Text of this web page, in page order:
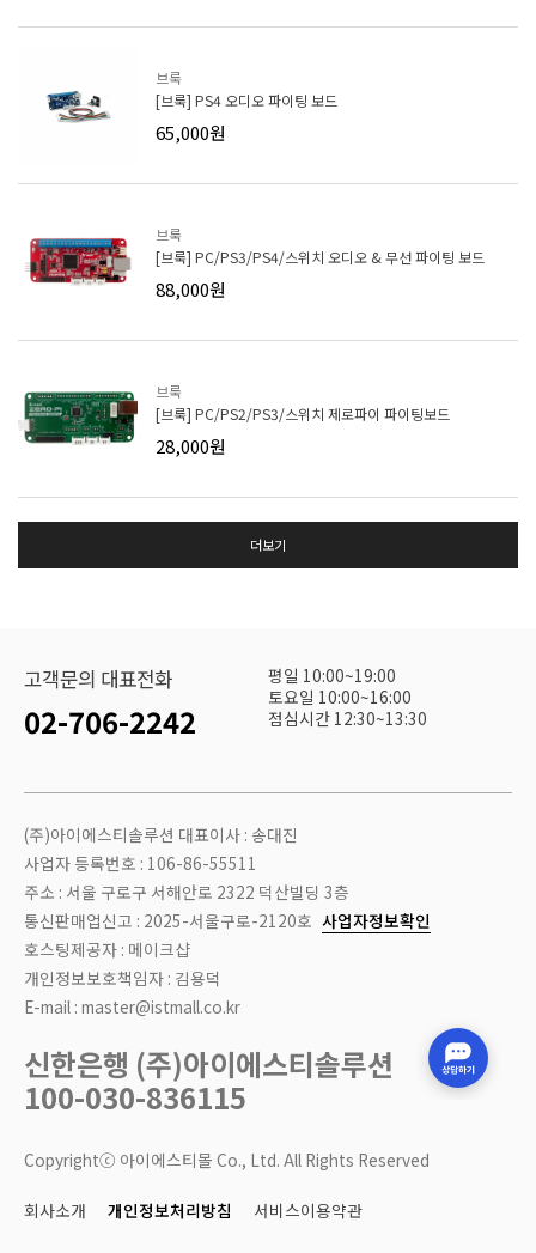
브룩
[브룩] PS4 오디오 파이팅 보드
65,000원
브룩
[브룩] PC/PS3/PS4/스위치 오디오 & 무선 파이팅 보드
88,000원
브룩
[브룩] PC/PS2/PS3/스위치 제로파이 파이팅보드
28,000원
더보기
고객문의 대표전화
02-706-2242
평일 10:00~19:00
토요일 10:00~16:00
점심시간 12:30~13:30
(주)아이에스티솔루션 대표이사 : 송대진
사업자 등록번호 : 106-86-55511
주소 : 서울 구로구 서해안로 2322 덕산빌딩 3층
통신판매업신고 : 2025-서울구로-2120호 사업자정보확인
호스팅제공자 : 메이크샵
개인정보보호책임자 : 김용덕
E-mail : master@istmall.co.kr
신한은행 (주)아이에스티솔루션
100-030-836115
Copyrightⓒ 아이에스티몰 Co., Ltd. All Rights Reserved
회사소개 개인정보처리방침 서비스이용약관